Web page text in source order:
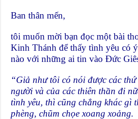
Ban thân mến,
tôi muốn mời bạn đọc một bài
Kinh Thánh để thấy tình yêu có
nào với những ai tin vào Đức
“Giả như tôi có nói được các
người và của các thiên thần đi
tình yêu, thì cũng chẳng khác gì
phèng, chũm chọe xoang xoảng.